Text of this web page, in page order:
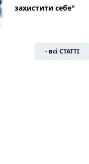
захистити себе"
- всі СТАТТІ